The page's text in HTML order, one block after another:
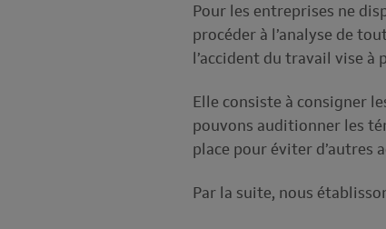
Pour les entreprises ne
procéder à l’analyse de
l’accident du travail vise à
Elle consiste à consigner
pouvons auditionner les
place pour éviter d’autres
Par la suite, nous